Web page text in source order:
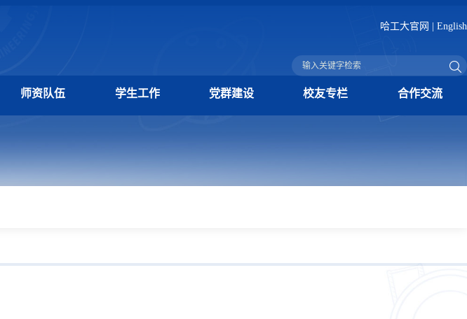
哈工大官网 English
师资队伍 学生工作 党群建设 校友专栏 合作交流